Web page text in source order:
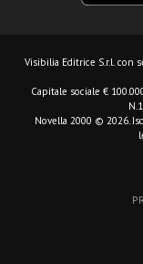
Visibilia Editrice S.r.l. con
Capitale sociale €
Novella 2000 © 2026.